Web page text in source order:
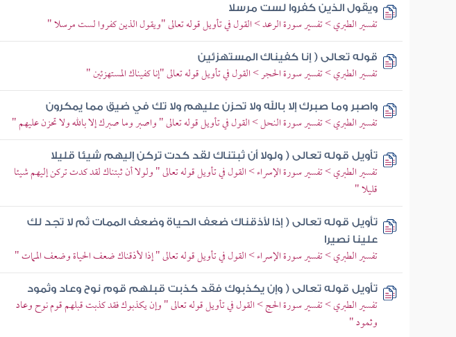
ويقول الذين كفروا لست مرسلا
تفسير الطبري > تفسير سورة الرعد > القول في تأويل قوله تعالى "ويقول الذين كفروا لست مرسلا "
قوله تعالى ( إنا كفيناك المستهزئين
تفسير الطبري > تفسير سورة الحجر > القول في تأويل قوله تعالى "إنا كفيناك المستهزئين "
واصبر وما صبرك إلا بالله ولا تحزن عليهم ولا تك في ضيق مما يمكرون
تفسير الطبري > تفسير سورة النحل > القول في تأويل قوله تعالى " واصبر وما صبرك إلا بالله ولا تحزن عليهم "
تأويل قوله تعالى ( ولولا أن ثبتناك لقد كدت تركن إليهم شيئا قليلا
تفسير الطبري > تفسير سورة الإسراء > القول في تأويل قوله تعالى " ولولا أن ثبتناك لقد كدت تركن إليهم شيئا
قليلا "
تأويل قوله تعالى ( إذا لأذقناك ضعف الحياة وضعف الممات ثم لا تجد لك
علينا نصيرا
تفسير الطبري > تفسير سورة الإسراء > القول في تأويل قوله تعالى " إذا لأذقناك ضعف الحياة وضعف الممات "
تأويل قوله تعالى ( وإن يكذبوك فقد كذبت قبلهم قوم نوح وعاد وثمود
تفسير الطبري > تفسير سورة الحج > القول في تأويل قوله تعالى " وإن يكذبوك فقد كذبت قبلهم قوم نوح وعاد
وثمود "